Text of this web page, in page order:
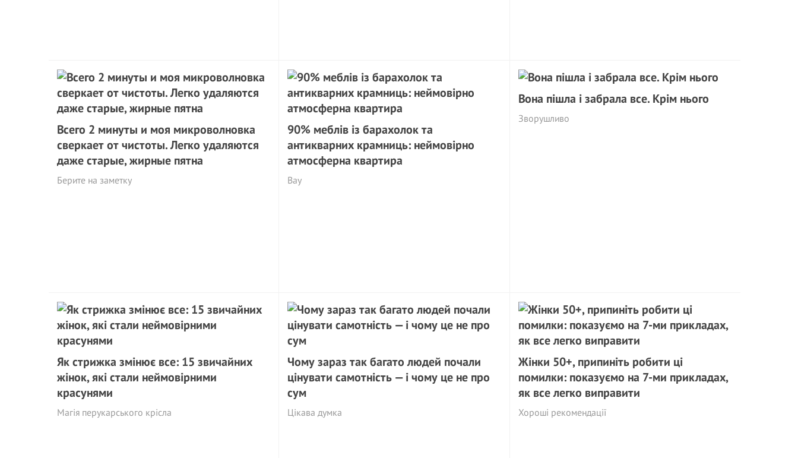
Всего 2 минуты и моя микроволновка
сверкает от чистоты. Легко удаляются
даже стаpые, жирные пятна
Берите на заметку
90% меблів із барахолок та
антикварних крамниць: неймовірно
атмосферна квартира
Вау
Вона пішла і забрала все. Крім нього
Зворушливо
Як стрижка змінює все: 15 звичайних
жінок, які стали неймовірними
красунями
Магія перукарського крісла
Чому зараз так багато людей почали
цінувати самотність — і чому це не про
сум
Цікава думка
Жінки 50+, припиніть робити ці
помилки: показуємо на 7-ми прикладах,
як все легко виправити
Хороші рекомендації